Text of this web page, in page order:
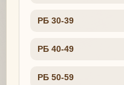
РБ 30-39
РБ 40-49
РБ 50-59